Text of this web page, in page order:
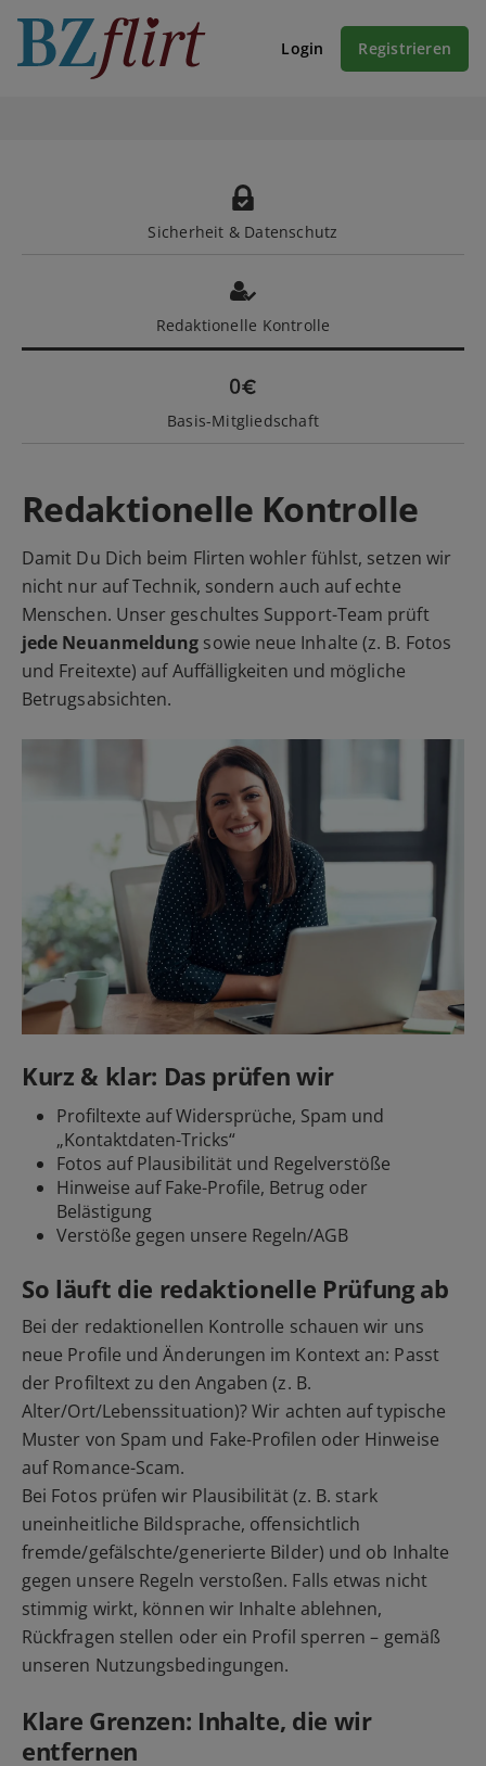
Login Registrieren
Sicherheit & Datenschutz
Redaktionelle Kontrolle
Basis-Mitgliedschaft
Redaktionelle Kontrolle
Damit Du Dich beim Flirten wohler fühlst, setzen wir
nicht nur auf Technik, sondern auch auf echte
Menschen. Unser geschultes Support-Team prüft
jede Neuanmeldung sowie neue Inhalte (z. B. Fotos
und Freitexte) auf Auffälligkeiten und mögliche
Betrugsabsichten.
Kurz & klar: Das prüfen wir
Profiltexte auf Widersprüche, Spam und
„Kontaktdaten-Tricks“
Fotos auf Plausibilität und Regelverstöße
Hinweise auf Fake-Profile, Betrug oder
Belästigung
Verstöße gegen unsere Regeln/AGB
So läuft die redaktionelle Prüfung ab
Bei der redaktionellen Kontrolle schauen wir uns
neue Profile und Änderungen im Kontext an: Passt
der Profiltext zu den Angaben (z. B.
Alter/Ort/Lebenssituation)? Wir achten auf typische
Muster von Spam und Fake-Profilen oder Hinweise
auf Romance-Scam.
Bei Fotos prüfen wir Plausibilität (z. B. stark
uneinheitliche Bildsprache, offensichtlich
fremde/gefälschte/generierte Bilder) und ob Inhalte
gegen unsere Regeln verstoßen. Falls etwas nicht
stimmig wirkt, können wir Inhalte ablehnen,
Rückfragen stellen oder ein Profil sperren – gemäß
unseren Nutzungsbedingungen.
Klare Grenzen: Inhalte, die wir
entfernen